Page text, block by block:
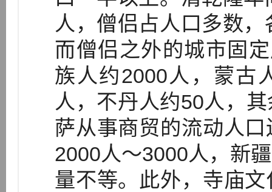
人，僧侣占人口多数
而僧侣之外的城市固
族人约2000人，蒙古
人，不丹人约50人，
萨从事商贸的流动人
2000人～3000人，新
量不等。此外，寺庙